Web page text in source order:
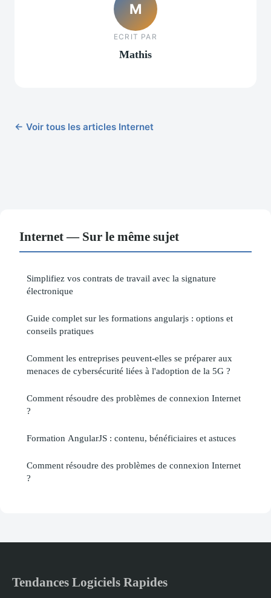
M
ECRIT PAR
Mathis
← Voir tous les articles Internet
Internet — Sur le même sujet
Simplifiez vos contrats de travail avec la signature
électronique
Guide complet sur les formations angularjs : options et
conseils pratiques
Comment les entreprises peuvent-elles se préparer aux
menaces de cybersécurité liées à l'adoption de la 5G ?
Comment résoudre des problèmes de connexion Internet
?
Formation AngularJS : contenu, bénéficiaires et astuces
Comment résoudre des problèmes de connexion Internet
?
Tendances Logiciels Rapides